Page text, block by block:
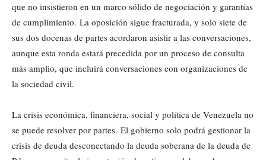
que no insistieron en un marco sólido de negociación y garantías
de cumplimiento. La oposición sigue fracturada, y solo siete de
sus dos docenas de partes acordaron asistir a las conversaciones,
aunque esta ronda estará precedida por un proceso de consulta
más amplio, que incluirá conversaciones con organizaciones de
la sociedad civil.
La crisis económica, financiera, social y política de Venezuela no
se puede resolver por partes. El gobierno solo podrá gestionar la
crisis de deuda desconectando la deuda soberana de la deuda de